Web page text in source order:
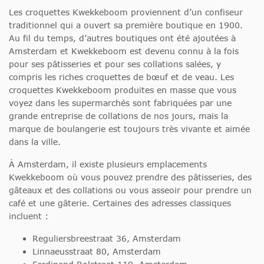
Les croquettes Kwekkeboom proviennent d’un confiseur
traditionnel qui a ouvert sa première boutique en 1900.
Au fil du temps, d’autres boutiques ont été ajoutées à
Amsterdam et Kwekkeboom est devenu connu à la fois
pour ses pâtisseries et pour ses collations salées, y
compris les riches croquettes de bœuf et de veau. Les
croquettes Kwekkeboom produites en masse que vous
voyez dans les supermarchés sont fabriquées par une
grande entreprise de collations de nos jours, mais la
marque de boulangerie est toujours très vivante et aimée
dans la ville.
À Amsterdam, il existe plusieurs emplacements
Kwekkeboom où vous pouvez prendre des pâtisseries, des
gâteaux et des collations ou vous asseoir pour prendre un
café et une gâterie. Certaines des adresses classiques
incluent :
Reguliersbreestraat 36, Amsterdam
Linnaeusstraat 80, Amsterdam